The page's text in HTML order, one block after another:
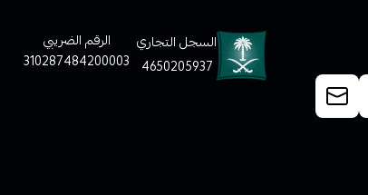
السجل التجاري
4650205937
الرقم الضريبي
310287484200003